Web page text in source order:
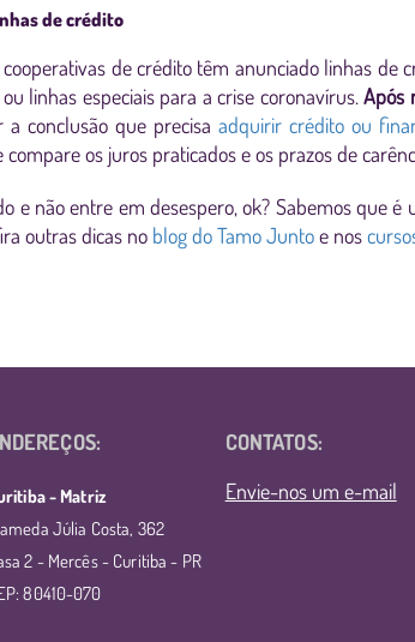
de crédito
cooperativas de crédito têm anunciado linhas
linhas especiais para a crise coronavírus.Após
a conclusão que precisa adquirir crédito ou
compare os juros praticados e os prazos de
e não entre em desespero, ok? Sabemos que
outras dicas no blog do Tamo Juntoe nos
- Matriz
Júlia Costa, 362
2 - Mercês - Curitiba - PR
80410-070
CONTATOS:
Envie-nos um e-mail